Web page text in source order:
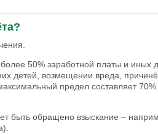
50% заработной платы и иных
детей, возмещении вреда,
предел составляет 70%
быть обращено взыскание –